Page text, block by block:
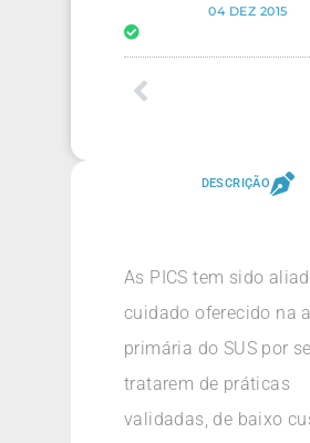
04 DEZ 2015
DESCRIÇÃO
As PICS tem sido
cuidado oferecido na
primária do SUS por se
tratarem de práticas
validadas, de baixo